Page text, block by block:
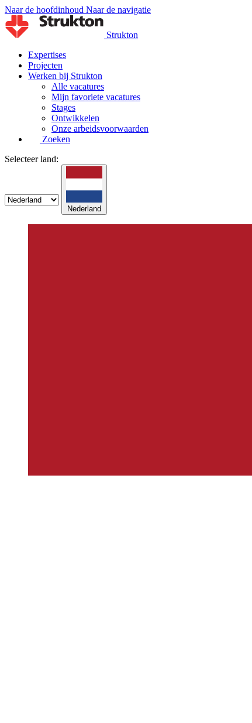
Naar de hoofdinhoud Naar de navigatie
Strukton
Expertises
Projecten
Werken bij Strukton
Alle vacatures
Mijn favoriete vacatures
Stages
Ontwikkelen
Onze arbeidsvoorwaarden
Zoeken
Selecteer land:
Nederland